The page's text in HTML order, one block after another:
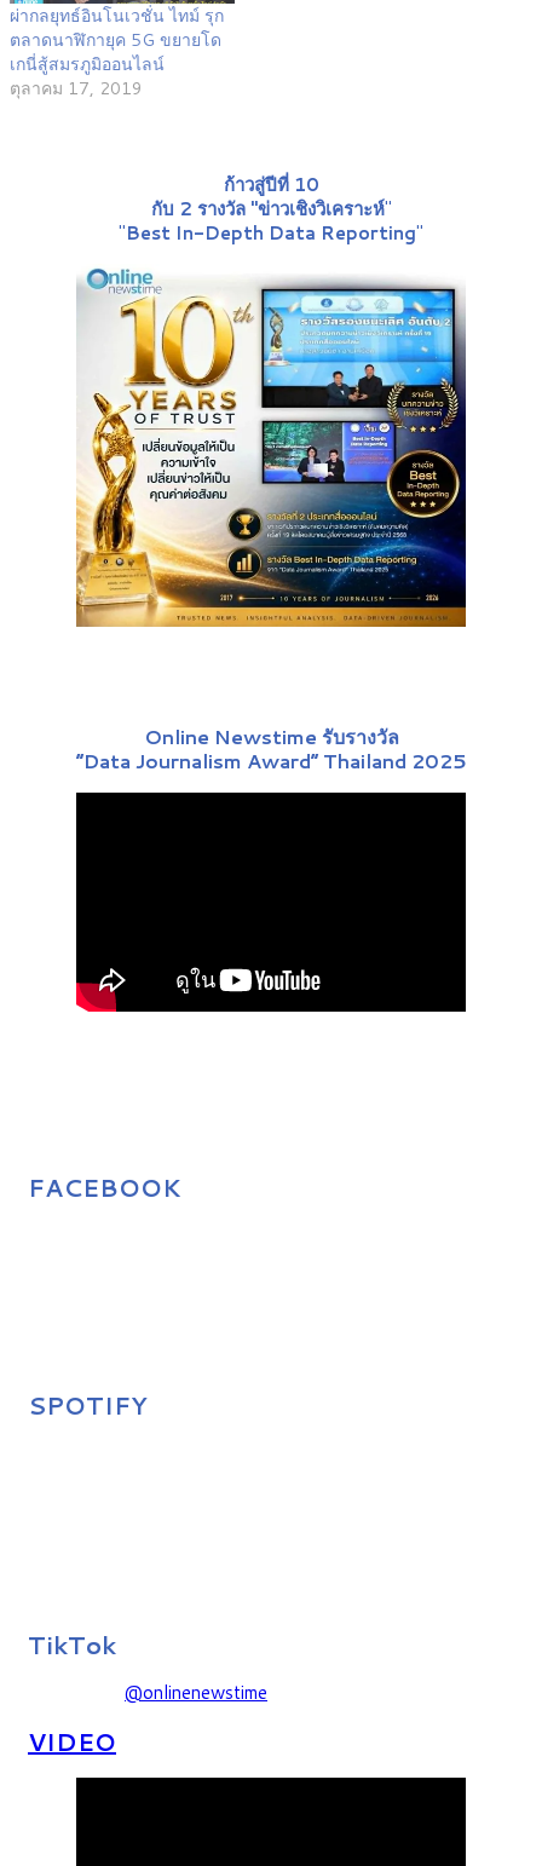
ผ่ากลยุทธ์อินโนเวชั่น ไทม์ รุก
ตลาดนาฬิกายุค 5G ขยายโด
เกนี่สู้สมรภูมิออนไลน์
ตุลาคม 17, 2019
ก้าวสู่ปีที่ 10
กับ 2 รางวัล "ข่าวเชิงวิเคราะห์"
"Best In-Depth Data Reporting"
Online Newstime รับรางวัล
“Data Journalism Award” Thailand 2025
FACEBOOK
SPOTIFY
TikTok
@onlinenewstime
VIDEO